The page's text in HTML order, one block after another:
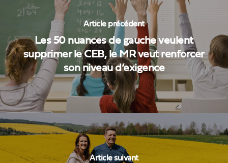
Article précédent
Les 50 nuances de gauche veulent
supprimer le CEB, le MR veut renforcer
son niveau d’exigence
Article suivant